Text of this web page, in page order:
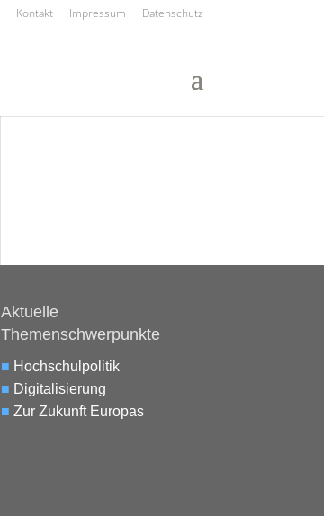
Kontakt Impressum Datenschutz
Aktuelle
Themenschwerpunkte
■ Hochschulpolitik
■ Digitalisierung
■ Zur Zukunft Europas